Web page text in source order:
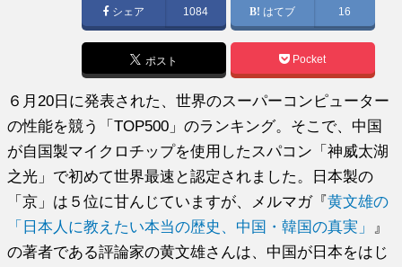
シェア 1084 はてブ 16
ポスト Pocket
６月20日に発表された、世界のスーパーコンピューター
の性能を競う「TOP500」のランキング。そこで、中国
が自国製マイクロチップを使用したスパコン「神威太湖
之光」で初めて世界最速と認定されました。日本製の
「京」は５位に甘んじていますが、メルマガ『黄文雄の
「日本人に教えたい本当の歴史、中国・韓国の真実」
』
の著者である評論家の黄文雄さんは、中国が日本をはじ